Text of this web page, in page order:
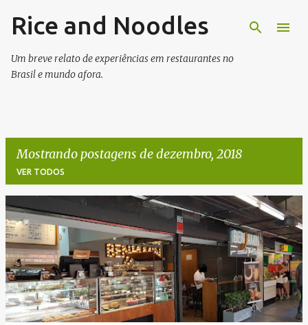
Pular para o conteúdo principal
Rice and Noodles
Um breve relato de experiências em restaurantes no
Brasil e mundo afora.
Mostrando postagens de dezembro, 2018
VER TODOS
P
o
s
t
a
g